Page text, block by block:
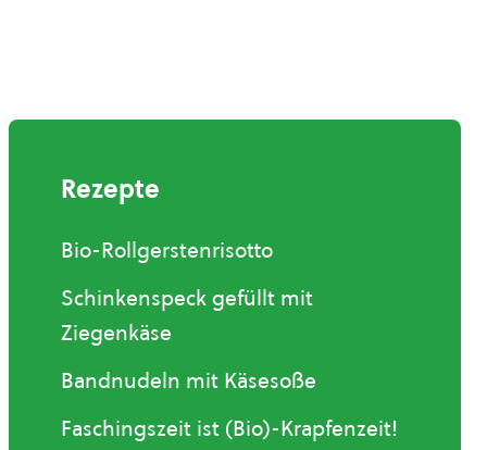
Rezepte
Bio-Rollgerstenrisotto
Schinkenspeck gefüllt mit
Ziegenkäse
Bandnudeln mit Käsesoße
Faschingszeit ist (Bio)-Krapfenzeit!